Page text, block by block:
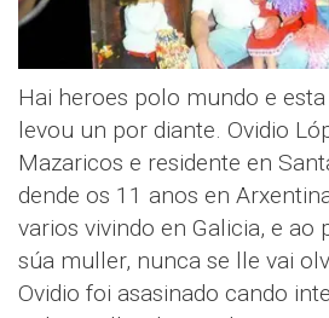
Hai heroes polo mundo e
levou un por diante. Ovidio
Mazaricos e residente en
dende os 11 anos en
varios vivindo en Galicia, e ao
súa muller, nunca se lle vai
Ovidio foi asasinado cando